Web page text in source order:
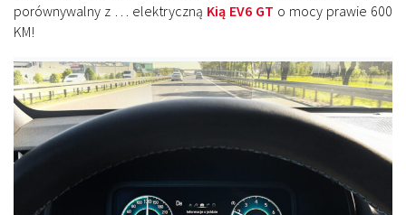
porównywalny z … elektryczną Kią EV6 GT o mocy prawie 600
KM!